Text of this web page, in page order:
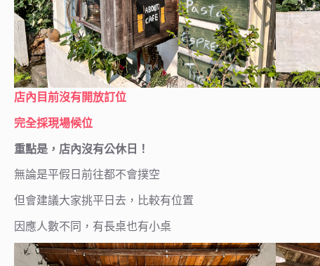
店內目前沒有開放訂位
完全採現場候位
重點是，店內沒有公休日！
無論是平假日前往都不會撲空
但會建議大家挑平日去，比較有位置
因應人數不同，有長桌也有小桌